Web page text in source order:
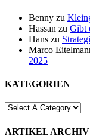
Benny zu
Hassan zu Gibt
Hans zu
Marco
2025
KATEGORIEN
ARTIKEL ARCHIV